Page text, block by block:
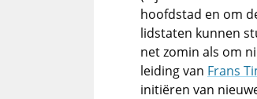
hoofdstad en om
lidstaten kunnen
net zomin als om
leiding van Frans
initiëren van